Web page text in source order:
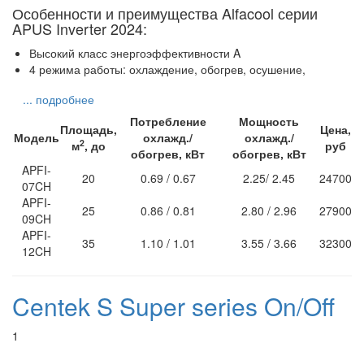
Особенности и преимущества Alfacool серии
APUS Inverter 2024:
Высокий класс энергоэффективности A
4 режима работы: охлаждение, обогрев, осушение,
... подробнее
МодельПлощадь,
м2, до
Потребление
охлажд./
обогрев, кВт
Мощность
охлажд./
обогрев, кВт
Цена,
руб
APFI-
07CH
20 0.69 / 0.67 2.25/ 2.45
24700
APFI-
09CH
25 0.86 / 0.81 2.80 / 2.96
27900
APFI-
12CH
35 1.10 / 1.01 3.55 / 3.66 32300
Centek S Super series On/Off
1